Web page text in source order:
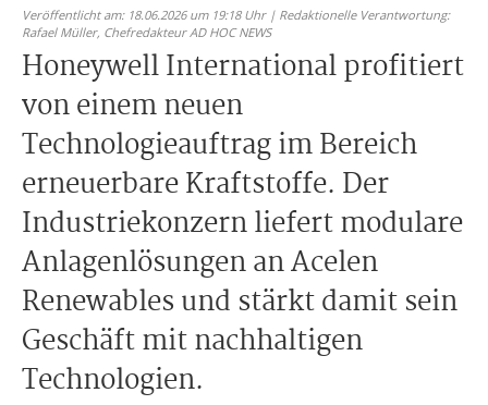
Veröffentlicht am: 18.06.2026 um 19:18 Uhr | Redaktionelle Verantwortung:
Rafael Müller, Chefredakteur AD HOC NEWS
Honeywell International profitiert
von einem neuen
Technologieauftrag im Bereich
erneuerbare Kraftstoffe. Der
Industriekonzern liefert modulare
Anlagenlösungen an Acelen
Renewables und stärkt damit sein
Geschäft mit nachhaltigen
Technologien.